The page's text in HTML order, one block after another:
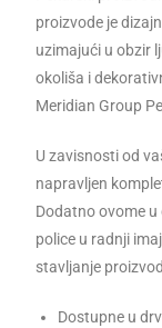
proizvode je
uzimajući u obzir
okoliša i
Meridian Group
U zavisnosti od
napravljen
Dodatno ovome
police u radnji
stavljanje
Dostupne u